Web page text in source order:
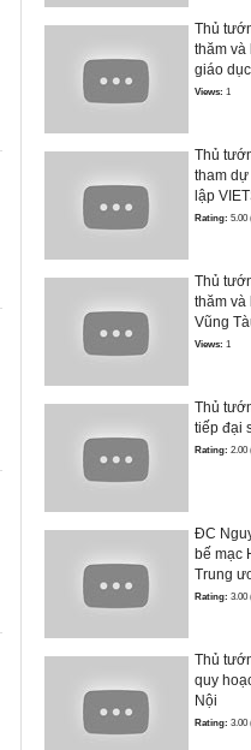
Thủ
thăm và
giáo
Views: 1
Thủ
tham dự
lập
Rating: 5.00
Thủ
thăm và
Vũng
Views: 1
Thủ
tiếp đại
Rating: 2.00
ĐC
bế mạc
Trung
Rating: 3.00
Thủ
quy
Nội
Rating: 3.00